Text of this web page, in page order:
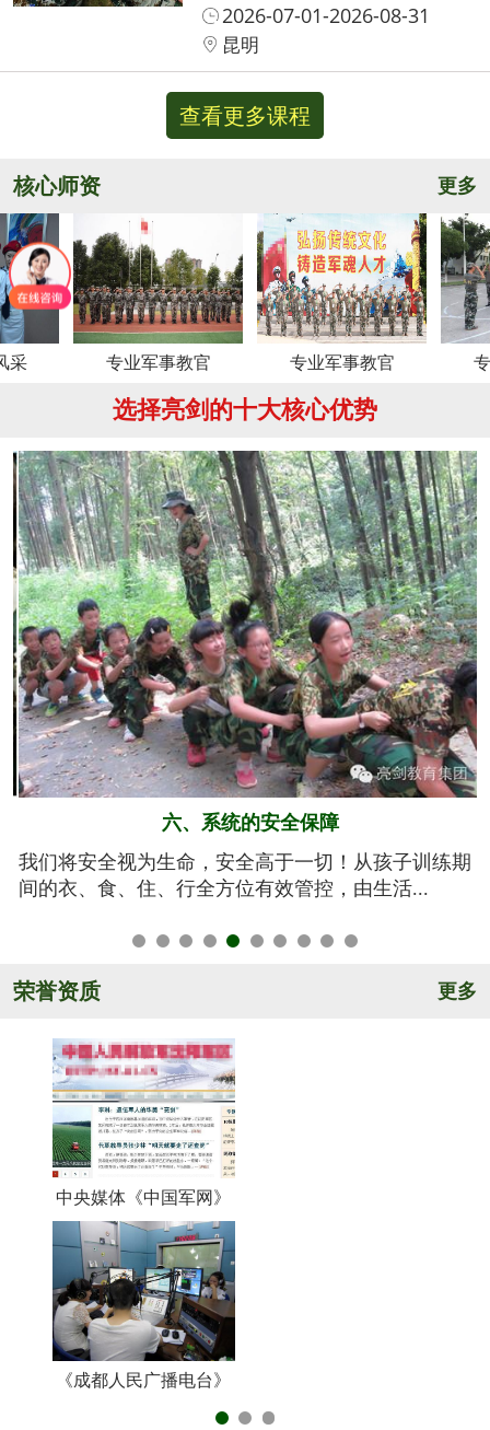
2026-07-01-2026-08-31
昆明
查看更多课程
核心师资 更多
专业军事教官 专业军事教官 专业军事
选择亮剑的十大核心优势
五、规范的军训基地
亮剑军事夏令营的训练基地训练设施设备齐全，军事
氛围浓厚，后勤保障完善，管理规范安全，纪...
荣誉资质 更多
中央媒体《中国军网》
《成都人民广播电台》